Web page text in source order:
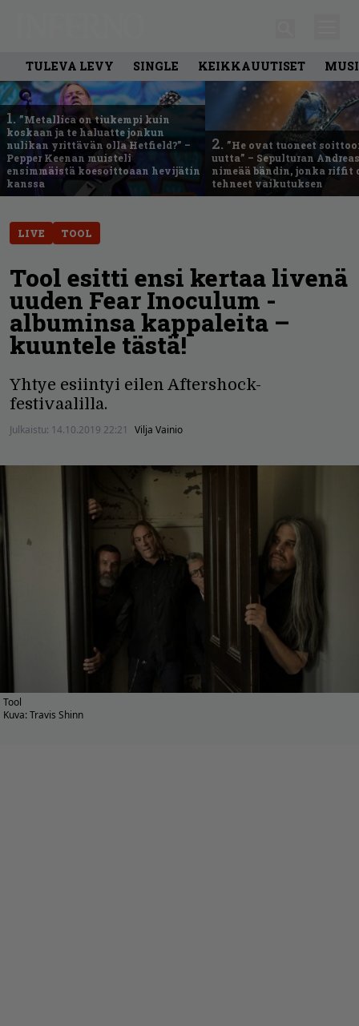
TULEVA LEVY SINGLE KEIKKAUUTISET
1. ”Metallica on tiukempi kuin
koskaan ja te haluatte jonkun
nulikan yrittävän olla Hetfield?” –
Pepper Keenan muisteli
ensimmäistä koesoittoaan hevijätin
kanssa
2. ”He ovat tuoneet
uutta” – Sepulturan
nimeää bändin, jonka riffit
tehneet vaikutuksen
LIVE TOOL
Tool esitti ensi kertaa livenä
uuden Fear Inoculum -
albuminsa kappaleita –
kuuntele tästä!
Yhtye esiintyi eilen Aftershock-
festivaalilla.
Julkaistu: 14.10.2019 22:21 Vilja Vainio
Tool
Kuva: Travis Shinn